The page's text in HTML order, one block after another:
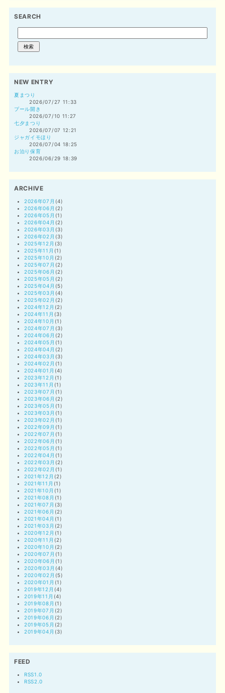
SEARCH
NEW ENTRY
夏まつり
2026/07/27 11:33
プール開き
2026/07/10 11:27
七夕まつり
2026/07/07 12:21
ジャガイモほり
2026/07/04 18:25
お泊り保育
2026/06/29 18:39
ARCHIVE
2026年07月 (4)
2026年06月 (2)
2026年05月 (1)
2026年04月 (2)
2026年03月 (3)
2026年02月 (3)
2025年12月 (3)
2025年11月 (1)
2025年10月 (2)
2025年07月 (2)
2025年06月 (2)
2025年05月 (2)
2025年04月 (5)
2025年03月 (4)
2025年02月 (2)
2024年12月 (2)
2024年11月 (3)
2024年10月 (1)
2024年07月 (3)
2024年06月 (2)
2024年05月 (1)
2024年04月 (2)
2024年03月 (3)
2024年02月 (1)
2024年01月 (4)
2023年12月 (1)
2023年11月 (1)
2023年07月 (1)
2023年06月 (2)
2023年05月 (1)
2023年03月 (1)
2023年02月 (1)
2022年09月 (1)
2022年07月 (1)
2022年06月 (1)
2022年05月 (1)
2022年04月 (1)
2022年03月 (2)
2022年02月 (1)
2021年12月 (2)
2021年11月 (1)
2021年10月 (1)
2021年08月 (1)
2021年07月 (3)
2021年06月 (2)
2021年04月 (1)
2021年03月 (2)
2020年12月 (1)
2020年11月 (2)
2020年10月 (2)
2020年07月 (1)
2020年06月 (1)
2020年03月 (4)
2020年02月 (5)
2020年01月 (1)
2019年12月 (4)
2019年11月 (4)
2019年08月 (1)
2019年07月 (2)
2019年06月 (2)
2019年05月 (2)
2019年04月 (3)
FEED
RSS1.0
RSS2.0